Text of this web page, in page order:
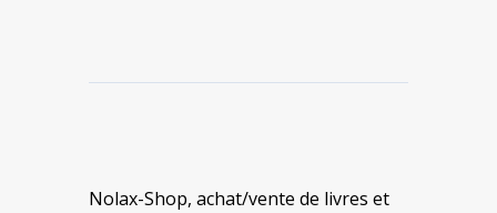
Nolax-Shop, achat/vente de livres et